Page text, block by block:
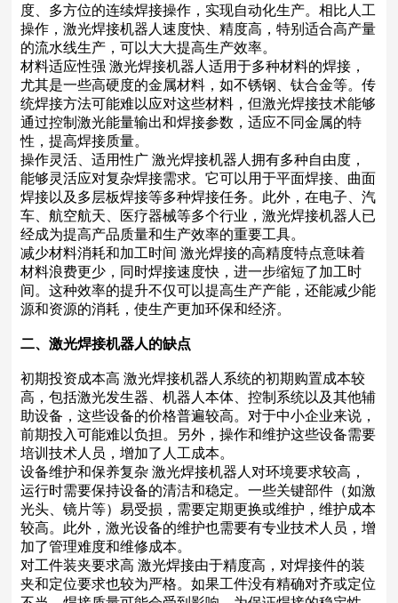
度、多方位的连续焊接操作，实现自动化生产。相比人工
操作，激光焊接机器人速度快、精度高，特别适合高产量
的流水线生产，可以大大提高生产效率。
材料适应性强 激光焊接机器人适用于多种材料的焊接，
尤其是一些高硬度的金属材料，如不锈钢、钛合金等。传
统焊接方法可能难以应对这些材料，但激光焊接技术能够
通过控制激光能量输出和焊接参数，适应不同金属的特
性，提高焊接质量。
操作灵活、适用性广 激光焊接机器人拥有多种自由度，
能够灵活应对复杂焊接需求。它可以用于平面焊接、曲面
焊接以及多层板焊接等多种焊接任务。此外，在电子、汽
车、航空航天、医疗器械等多个行业，激光焊接机器人已
经成为提高产品质量和生产效率的重要工具。
减少材料消耗和加工时间 激光焊接的高精度特点意味着
材料浪费更少，同时焊接速度快，进一步缩短了加工时
间。这种效率的提升不仅可以提高生产产能，还能减少能
源和资源的消耗，使生产更加环保和经济。
二、激光焊接机器人的缺点
初期投资成本高 激光焊接机器人系统的初期购置成本较
高，包括激光发生器、机器人本体、控制系统以及其他辅
助设备，这些设备的价格普遍较高。对于中小企业来说，
前期投入可能难以负担。另外，操作和维护这些设备需要
培训技术人员，增加了人工成本。
设备维护和保养复杂 激光焊接机器人对环境要求较高，
运行时需要保持设备的清洁和稳定。一些关键部件（如激
光头、镜片等）易受损，需要定期更换或维护，维护成本
较高。此外，激光设备的维护也需要有专业技术人员，增
加了管理难度和维修成本。
对工件装夹要求高 激光焊接由于精度高，对焊接件的装
夹和定位要求也较为严格。如果工件没有精确对齐或定位